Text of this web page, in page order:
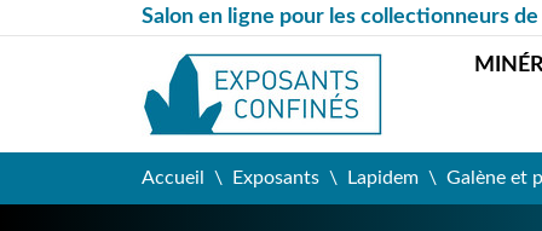
Salon en ligne pour les collectionneurs
Accueil Exposants Lapidem Galène et